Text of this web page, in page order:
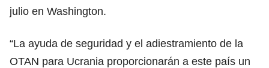
julio en Washington.
“La ayuda de seguridad y el adiestramiento de la
OTAN para Ucrania proporcionarán a este país un